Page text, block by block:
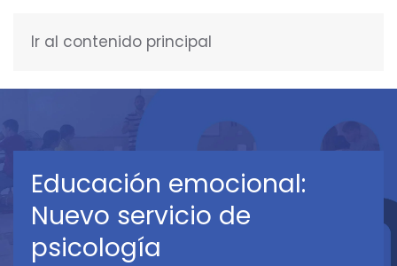
Ir al contenido principal
Educación emocional:
Nuevo servicio de
psicología